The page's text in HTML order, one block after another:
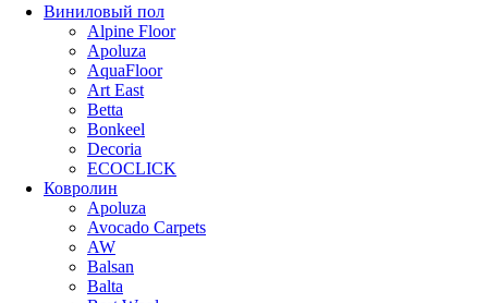
Виниловый пол
Alpine Floor
Apoluza
AquaFloor
Art East
Betta
Bonkeel
Decoria
ECOCLICK
Ковролин
Apoluza
Avocado Carpets
AW
Balsan
Balta